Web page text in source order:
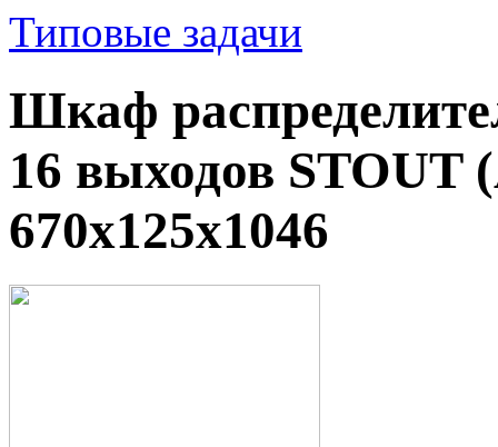
Типовые задачи
Шкаф
16 выходов STOUT
670х125х1046